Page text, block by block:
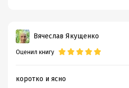
Вячеслав Якущенко
Оценил книгу
коротко и ясно